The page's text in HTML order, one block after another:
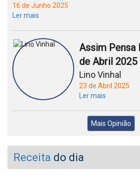
16 de Junho 2025
Ler mais
Assim Pensa
de Abril 2025
Lino Vinhal
23 de Abril 2025
Ler mais
Mais Opinião
Receita do dia